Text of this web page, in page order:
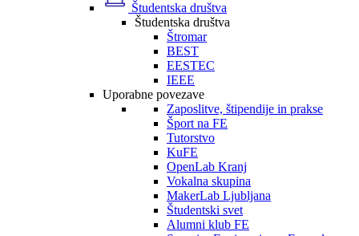
Študentska društva
Študentska društva
Štromar
BEST
EESTEC
IEEE
Uporabne povezave
Zaposlitve, štipendije in prakse
Šport na FE
Tutorstvo
KuFE
OpenLab Kranj
Vokalna skupina
MakerLab Ljubljana
Študentski svet
Alumni klub FE